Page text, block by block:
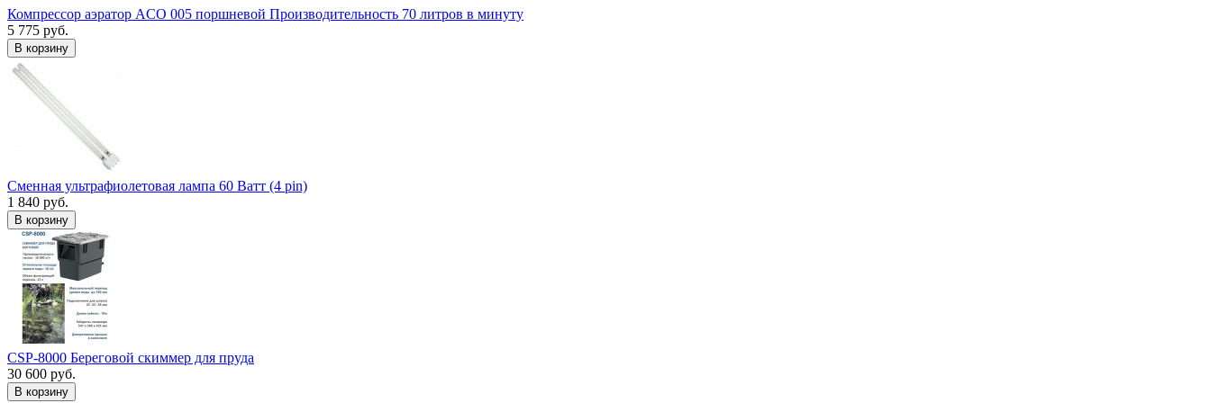
Компрессор аэратор ACO 005 поршневой Производительность 70 литров в минуту
5 775 руб.
В корзину
Сменная ультрафиолетовая лампа 60 Ватт (4 pin)
1 840 руб.
В корзину
CSP-8000 Береговой скиммер для пруда
30 600 руб.
В корзину